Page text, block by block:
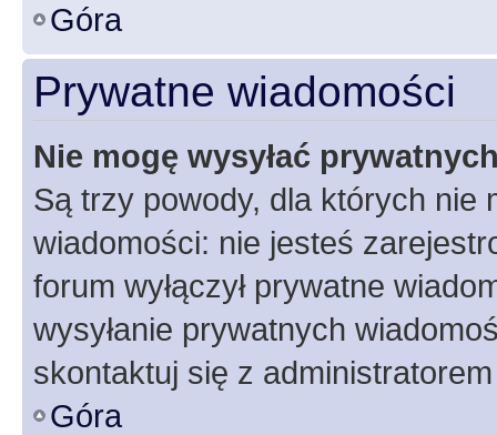
Góra
Prywatne wiadomości
Nie mogę wysyłać
Są trzy powody, dla których nie
wiadomości: nie jesteś
forum wyłączył prywatne
wysyłanie prywatnych
skontaktuj się z
Góra